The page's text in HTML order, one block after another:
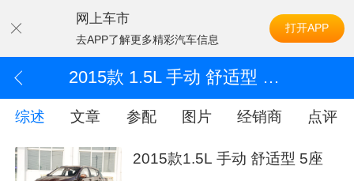
网上车市
去APP了解更多精彩汽车信息
打开APP
2015款 1.5L 手动 舒适型 5座
综述 文章 参配 图片 经销商 点评
2015款1.5L 手动 舒适型 5座